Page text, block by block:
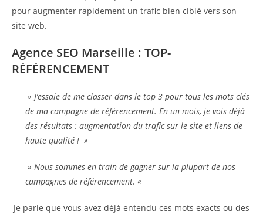
pour augmenter rapidement un trafic bien ciblé vers son
site web.
Agence SEO Marseille : TOP-
RÉFÉRENCEMENT
» J’essaie de me classer dans le top 3 pour tous les mots clés
de ma campagne de référencement. En un mois, je vois déjà
des résultats : augmentation du trafic sur le site et liens de
haute qualité ! »
» Nous sommes en train de gagner sur la plupart de nos
campagnes de référencement. «
Je parie que vous avez déjà entendu ces mots exacts ou des